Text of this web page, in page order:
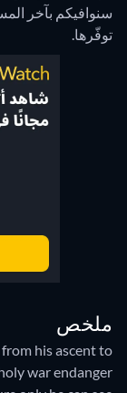
سنوافيكم بآخر
توفّرها.
ملخص
his ascent to
war endanger